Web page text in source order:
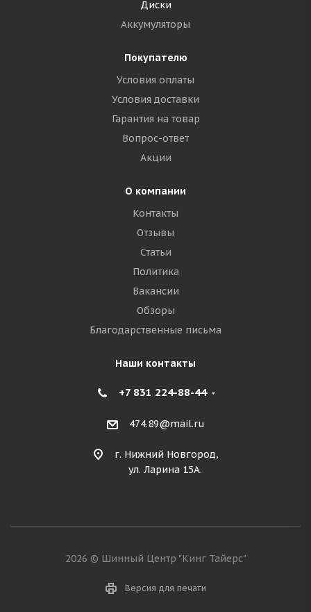
Диски
Аккумуляторы
Покупателю
Условия оплаты
Условия доставки
Гарантия на товар
Вопрос-ответ
Акции
О компании
Контакты
Отзывы
Статьи
Политика
Вакансии
Обзоры
Благодарственные письма
Наши контакты
+7 831 224-88-44
474.89@mail.ru
г. Нижний Новгород,
ул. Ларина 15А.
2026 © Шинный Центр "Кинг Тайерс"
Версия для печати